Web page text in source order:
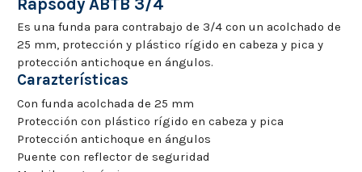
Rapsody ABTB 3/4
Es una funda para contrabajo de 3/4 con un acolchado de
25 mm, protección y plástico rígido en cabeza y pica y
protección antichoque en ángulos.
Carazterísticas
Con funda acolchada de 25 mm
Protección con plástico rígido en cabeza y pica
Protección antichoque en ángulos
Puente con reflector de seguridad